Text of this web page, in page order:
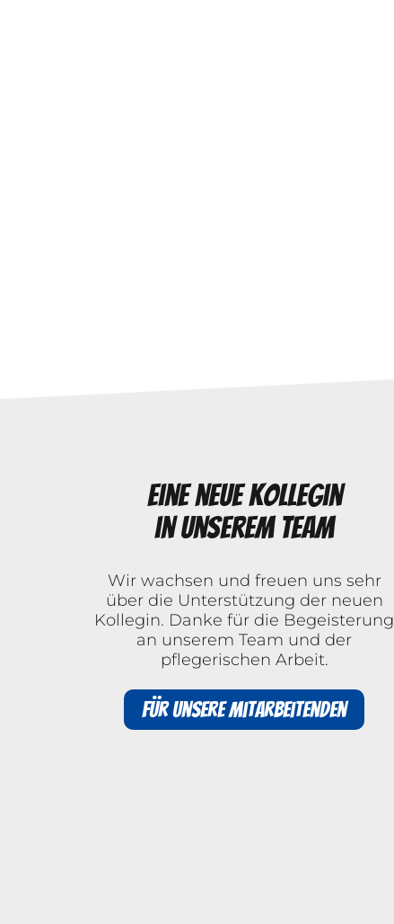
Eine neue Kollegin
in unserem Team
Wir wachsen und freuen uns sehr
über die Unterstützung der neuen
Kollegin. Danke für die Begeisterung
an unserem Team und der
pflegerischen Arbeit.
Für unsere Mitarbeitenden